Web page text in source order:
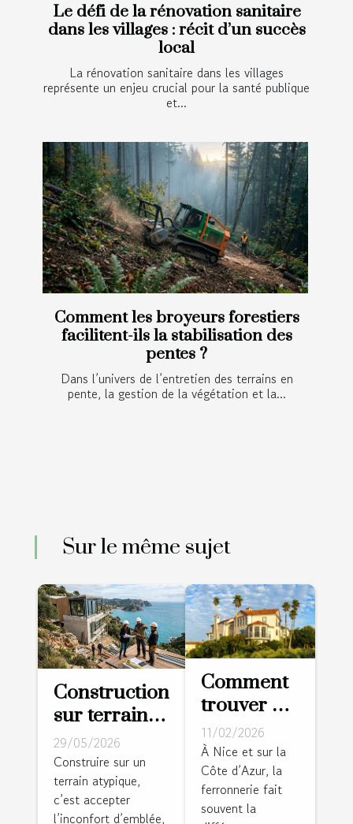
Le défi de la rénovation sanitaire
dans les villages : récit d’un succès
local
La rénovation sanitaire dans les villages
représente un enjeu crucial pour la santé publique
et...
Comment les broyeurs forestiers
facilitent-ils la stabilisation des
pentes ?
Dans l’univers de l’entretien des terrains en
pente, la gestion de la végétation et la...
Sur le même sujet
Construction
sur terrain
atypique : le
pari des
architectes
audacieux
29/05/2026
Construire sur un
terrain atypique,
c’est accepter
l’inconfort d’emblée,
Comment
trouver LE
ferronnier
à Nice
pour
mettre en
11/02/2026
À Nice et sur la
Côte d’Azur, la
ferronnerie fait
souvent la